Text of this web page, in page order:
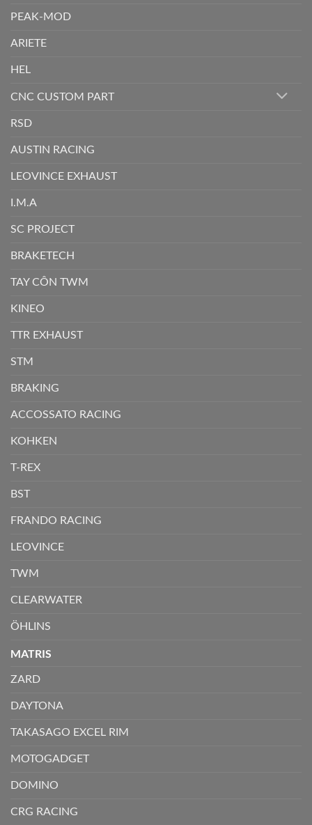
PEAK-MOD
ARIETE
HEL
CNC CUSTOM PART
RSD
AUSTIN RACING
LEOVINCE EXHAUST
I.M.A
SC PROJECT
BRAKETECH
TAY CÔN TWM
KINEO
TTR EXHAUST
STM
BRAKING
ACCOSSATO RACING
KOHKEN
T-REX
BST
FRANDO RACING
LEOVINCE
TWM
CLEARWATER
ÖHLINS
MATRIS
ZARD
DAYTONA
TAKASAGO EXCEL RIM
MOTOGADGET
DOMINO
CRG RACING